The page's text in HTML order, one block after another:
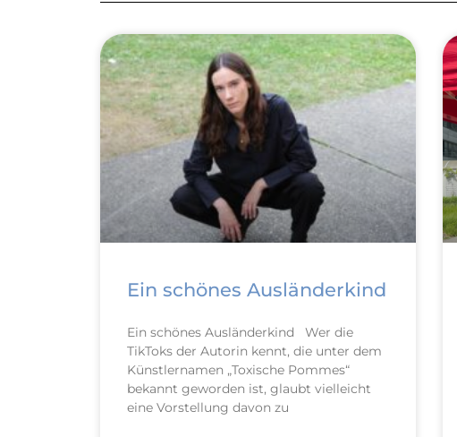
Ein schönes Ausländerkind
Ein schönes Ausländerkind Wer die
TikToks der Autorin kennt, die unter dem
Künstlernamen „Toxische Pommes“
bekannt geworden ist, glaubt vielleicht
eine Vorstellung davon zu